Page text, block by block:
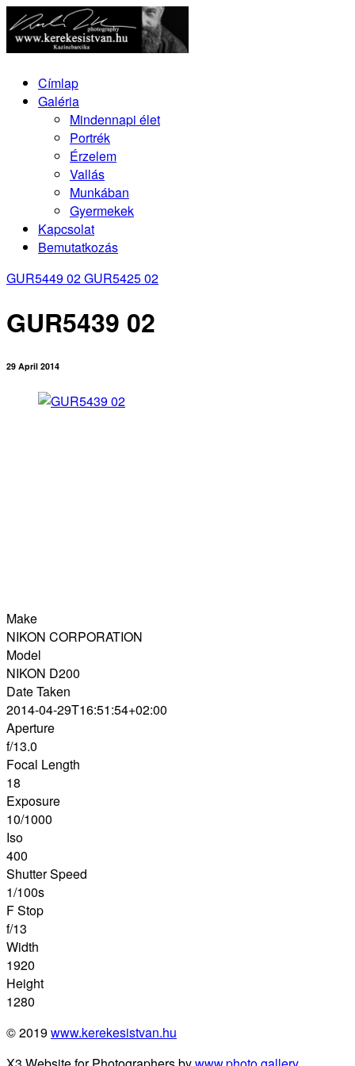
Címlap
Galéria
Mindennapi élet
Portrék
Érzelem
Vallás
Munkában
Gyermekek
Kapcsolat
Bemutatkozás
GUR5449 02GUR5425 02
GUR5439 02
29 April 2014
Make
NIKON CORPORATION
Model
NIKON D200
Date Taken
2014-04-29T16:51:54+02:00
Aperture
f/13.0
Focal Length
18
Exposure
10/1000
Iso
400
Shutter Speed
1/100s
F Stop
f/13
Width
1920
Height
1280
© 2019www.kerekesistvan.hu